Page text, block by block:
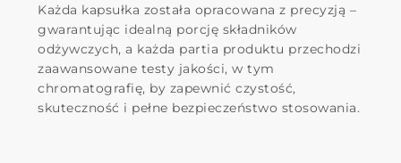
Każda kapsułka została opracowana z precyzją –
gwarantując idealną porcję składników
odżywczych, a każda partia produktu przechodzi
zaawansowane testy jakości, w tym
chromatografię, by zapewnić czystość,
skuteczność i pełne bezpieczeństwo stosowania.